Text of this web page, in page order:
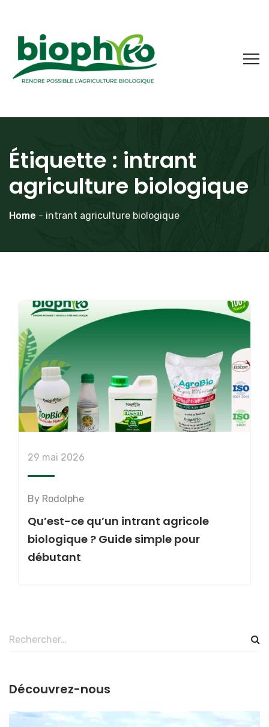
Étiquette : intrant
agriculture biologique
Home - intrant agriculture biologique
29 mai 2026
By Rodolphe
Qu’est-ce qu’un intrant agricole
biologique ? Guide simple pour
débutant
Rechercher :
Découvrez-nous
Lecteur